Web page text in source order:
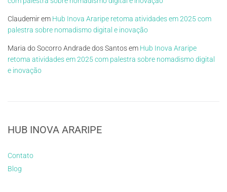
Claudemirem Hub Inova Araripe retoma atividades em 2025 com
palestra sobre nomadismo digital e inovação
Maria do Socorro Andrade dos Santosem Hub Inova Araripe
retoma atividades em 2025 com palestra sobre nomadismo digital
e inovação
HUB INOVA ARARIPE
Contato
Blog